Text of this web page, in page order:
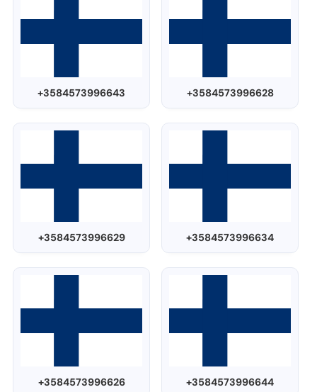
+3584573996643 +3584573996628
+3584573996629 +3584573996634
+3584573996626 +3584573996644